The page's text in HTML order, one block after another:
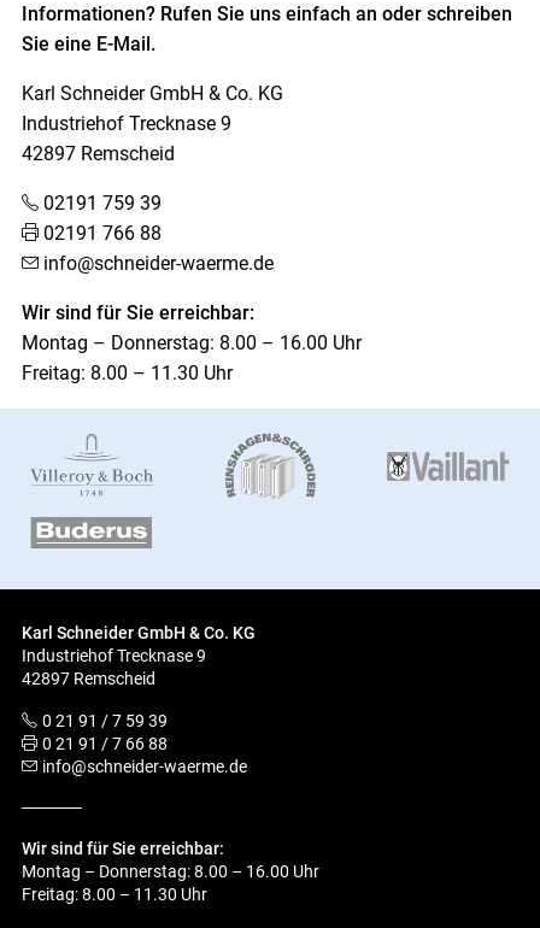
Informationen? Rufen Sie uns einfach an oder schreiben
Sie eine E-Mail.
Karl Schneider GmbH & Co. KG
Industriehof Trecknase 9
42897 Remscheid
02191 759 39
02191 766 88
info@schneider-waerme.de
Wir sind für Sie erreichbar:
Montag – Donnerstag: 8.00 – 16.00 Uhr
Freitag: 8.00 – 11.30 Uhr
Karl Schneider GmbH & Co. KG
Industriehof Trecknase 9
42897 Remscheid
0 21 91 / 7 59 39
0 21 91 / 7 66 88
info@schneider-waerme.de
Wir sind für Sie erreichbar:
Montag – Donnerstag: 8.00 – 16.00 Uhr
Freitag: 8.00 – 11.30 Uhr